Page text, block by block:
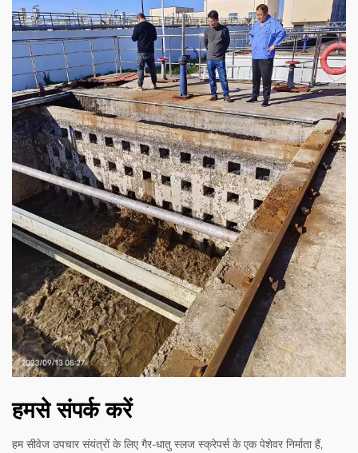
हमसे संपर्क करें
हम सीवेज उपचार संयंत्रों के लिए गैर-धातु स्लज स्क्रेपर्स के एक पेशेवर निर्माता हैं,